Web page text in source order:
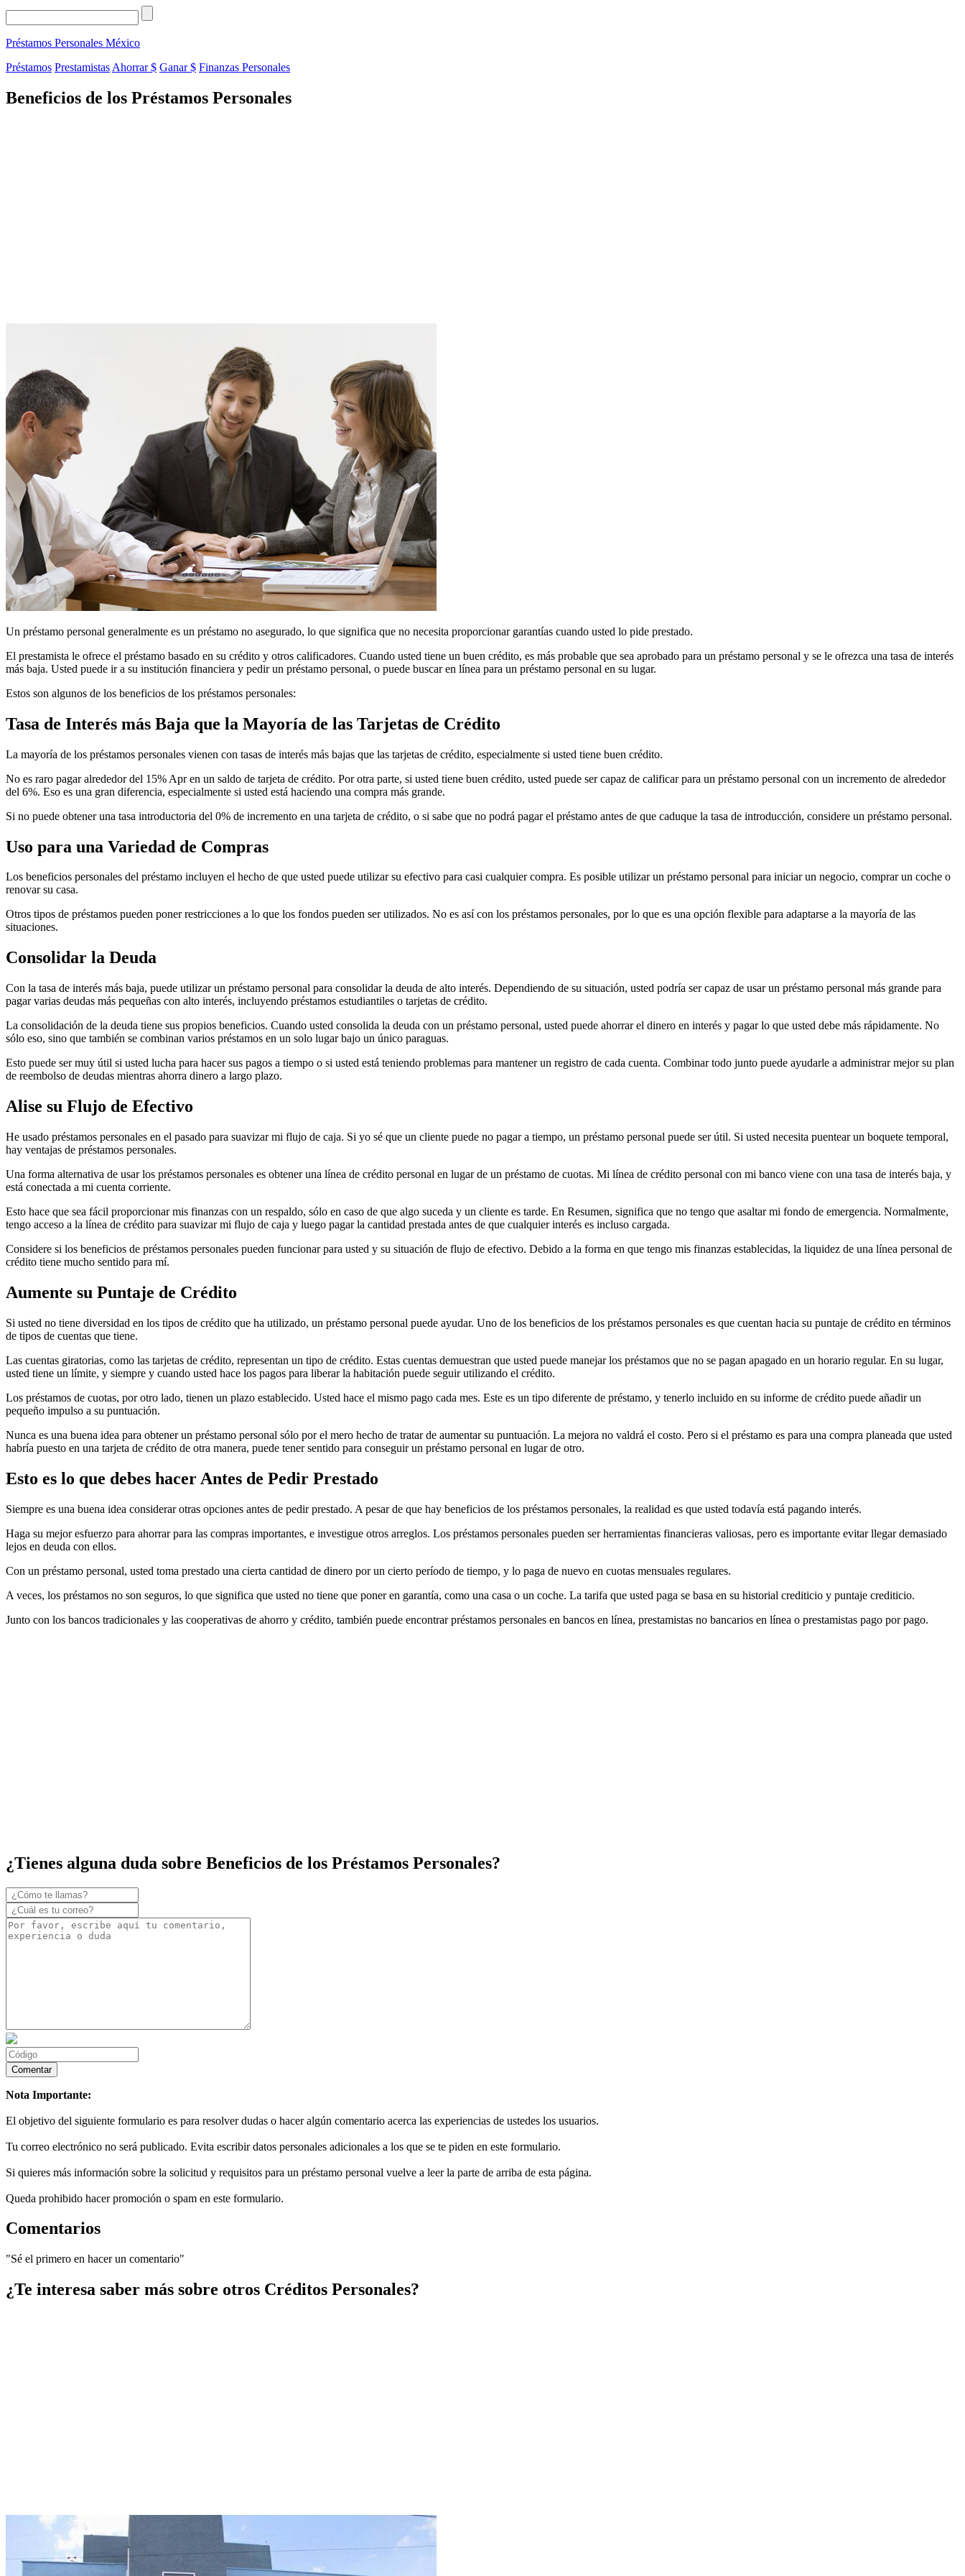
Préstamos Personales México
Préstamos Prestamistas Ahorrar $ Ganar $ Finanzas Personales
Beneficios de los Préstamos Personales
Un préstamo personal generalmente es un préstamo no asegurado, lo que significa que no necesita proporcionar garantías cuando usted lo pide prestado.
El prestamista le ofrece el préstamo basado en su crédito y otros calificadores. Cuando usted tiene un buen crédito, es más probable que sea aprobado para un préstamo personal y se le ofrezca una tasa de interés
más baja. Usted puede ir a su institución financiera y pedir un préstamo personal, o puede buscar en línea para un préstamo personal en su lugar.
Estos son algunos de los beneficios de los préstamos personales:
Tasa de Interés más Baja que la Mayoría de las Tarjetas de Crédito
La mayoría de los préstamos personales vienen con tasas de interés más bajas que las tarjetas de crédito, especialmente si usted tiene buen crédito.
No es raro pagar alrededor del 15% Apr en un saldo de tarjeta de crédito. Por otra parte, si usted tiene buen crédito, usted puede ser capaz de calificar para un préstamo personal con un incremento de alrededor
del 6%. Eso es una gran diferencia, especialmente si usted está haciendo una compra más grande.
Si no puede obtener una tasa introductoria del 0% de incremento en una tarjeta de crédito, o si sabe que no podrá pagar el préstamo antes de que caduque la tasa de introducción, considere un préstamo personal.
Uso para una Variedad de Compras
Los beneficios personales del préstamo incluyen el hecho de que usted puede utilizar su efectivo para casi cualquier compra. Es posible utilizar un préstamo personal para iniciar un negocio, comprar un coche o
renovar su casa.
Otros tipos de préstamos pueden poner restricciones a lo que los fondos pueden ser utilizados. No es así con los préstamos personales, por lo que es una opción flexible para adaptarse a la mayoría de las
situaciones.
Consolidar la Deuda
Con la tasa de interés más baja, puede utilizar un préstamo personal para consolidar la deuda de alto interés. Dependiendo de su situación, usted podría ser capaz de usar un préstamo personal más grande para
pagar varias deudas más pequeñas con alto interés, incluyendo préstamos estudiantiles o tarjetas de crédito.
La consolidación de la deuda tiene sus propios beneficios. Cuando usted consolida la deuda con un préstamo personal, usted puede ahorrar el dinero en interés y pagar lo que usted debe más rápidamente. No
sólo eso, sino que también se combinan varios préstamos en un solo lugar bajo un único paraguas.
Esto puede ser muy útil si usted lucha para hacer sus pagos a tiempo o si usted está teniendo problemas para mantener un registro de cada cuenta. Combinar todo junto puede ayudarle a administrar mejor su plan
de reembolso de deudas mientras ahorra dinero a largo plazo.
Alise su Flujo de Efectivo
He usado préstamos personales en el pasado para suavizar mi flujo de caja. Si yo sé que un cliente puede no pagar a tiempo, un préstamo personal puede ser útil. Si usted necesita puentear un boquete temporal,
hay ventajas de préstamos personales.
Una forma alternativa de usar los préstamos personales es obtener una línea de crédito personal en lugar de un préstamo de cuotas. Mi línea de crédito personal con mi banco viene con una tasa de interés baja, y
está conectada a mi cuenta corriente.
Esto hace que sea fácil proporcionar mis finanzas con un respaldo, sólo en caso de que algo suceda y un cliente es tarde. En Resumen, significa que no tengo que asaltar mi fondo de emergencia. Normalmente,
tengo acceso a la línea de crédito para suavizar mi flujo de caja y luego pagar la cantidad prestada antes de que cualquier interés es incluso cargada.
Considere si los beneficios de préstamos personales pueden funcionar para usted y su situación de flujo de efectivo. Debido a la forma en que tengo mis finanzas establecidas, la liquidez de una línea personal de
crédito tiene mucho sentido para mí.
Aumente su Puntaje de Crédito
Si usted no tiene diversidad en los tipos de crédito que ha utilizado, un préstamo personal puede ayudar. Uno de los beneficios de los préstamos personales es que cuentan hacia su puntaje de crédito en términos
de tipos de cuentas que tiene.
Las cuentas giratorias, como las tarjetas de crédito, representan un tipo de crédito. Estas cuentas demuestran que usted puede manejar los préstamos que no se pagan apagado en un horario regular. En su lugar,
usted tiene un límite, y siempre y cuando usted hace los pagos para liberar la habitación puede seguir utilizando el crédito.
Los préstamos de cuotas, por otro lado, tienen un plazo establecido. Usted hace el mismo pago cada mes. Este es un tipo diferente de préstamo, y tenerlo incluido en su informe de crédito puede añadir un
pequeño impulso a su puntuación.
Nunca es una buena idea para obtener un préstamo personal sólo por el mero hecho de tratar de aumentar su puntuación. La mejora no valdrá el costo. Pero si el préstamo es para una compra planeada que usted
habría puesto en una tarjeta de crédito de otra manera, puede tener sentido para conseguir un préstamo personal en lugar de otro.
Esto es lo que debes hacer Antes de Pedir Prestado
Siempre es una buena idea considerar otras opciones antes de pedir prestado. A pesar de que hay beneficios de los préstamos personales, la realidad es que usted todavía está pagando interés.
Haga su mejor esfuerzo para ahorrar para las compras importantes, e investigue otros arreglos. Los préstamos personales pueden ser herramientas financieras valiosas, pero es importante evitar llegar demasiado
lejos en deuda con ellos.
Con un préstamo personal, usted toma prestado una cierta cantidad de dinero por un cierto período de tiempo, y lo paga de nuevo en cuotas mensuales regulares.
A veces, los préstamos no son seguros, lo que significa que usted no tiene que poner en garantía, como una casa o un coche. La tarifa que usted paga se basa en su historial crediticio y puntaje crediticio.
Junto con los bancos tradicionales y las cooperativas de ahorro y crédito, también puede encontrar préstamos personales en bancos en línea, prestamistas no bancarios en línea o prestamistas pago por pago.
¿Tienes alguna duda sobre Beneficios de los Préstamos Personales?
Nota Importante:
El objetivo del siguiente formulario es para resolver dudas o hacer algún comentario acerca las experiencias de ustedes los usuarios.
Tu correo electrónico no será publicado. Evita escribir datos personales adicionales a los que se te piden en este formulario.
Si quieres más información sobre la solicitud y requisitos para un préstamo personal vuelve a leer la parte de arriba de esta página.
Queda prohibido hacer promoción o spam en este formulario.
Comentarios
"Sé el primero en hacer un comentario"
¿Te interesa saber más sobre otros Créditos Personales?